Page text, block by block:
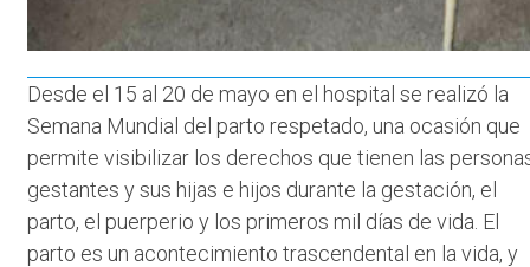
Desde el 15 al 20 de mayo en el hospital se realizó la
Semana Mundial del parto respetado, una ocasión que
permite visibilizar los derechos que tienen las
gestantes y sus hijas e hijos durante la gestación, el
parto, el puerperio y los primeros mil días de vida. El
parto es un acontecimiento trascendental en la vida, y